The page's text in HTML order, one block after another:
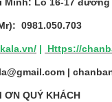
0981.050.703
| Https://
|
ƠN QUÝ KHÁCH